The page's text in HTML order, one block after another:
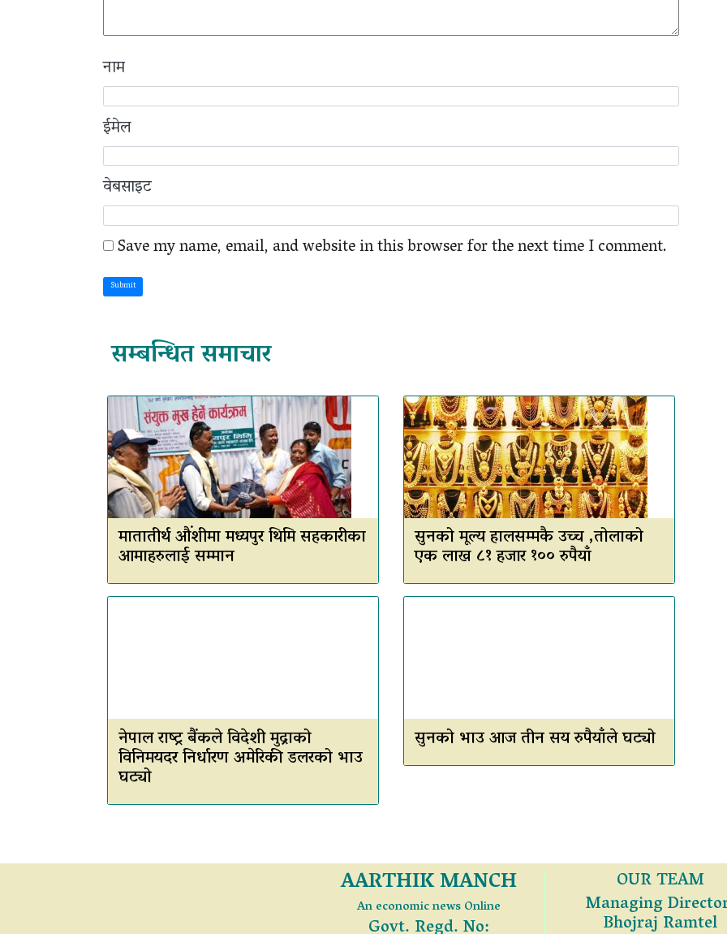
नाम
ईमेल
वेबसाइट
Save my name, email, and website in this browser for the next time I comment.
Submit
सम्बन्धित समाचार
मातातीर्थ औंशीमा मध्यपुर थिमि सहकारीका
आमाहरुलाई सम्मान
सुनको मूल्य हालसम्मकै उच्च ,तोलाको
एक लाख ८१ हजार १०० रुपैयाँ
नेपाल राष्ट्र बैंकले विदेशी मुद्राको
विनिमयदर निर्धारण अमेरिकी डलरको भाउ
घट्यो
सुनको भाउ आज तीन सय रुपैयाँले घट्यो
AARTHIK MANCH
An economic news Online
OUR TEAM
Managing
Bhojraj Ramtel